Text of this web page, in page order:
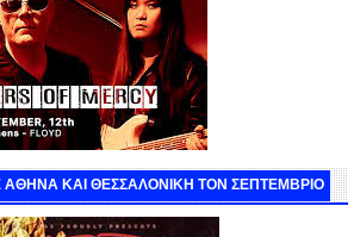
ΑΘΗΝΑ ΚΑΙ ΘΕΣΣΑΛΟΝΙΚΗ ΤΟΝ ΣΕΠΤΕΜΒΡΙΟ